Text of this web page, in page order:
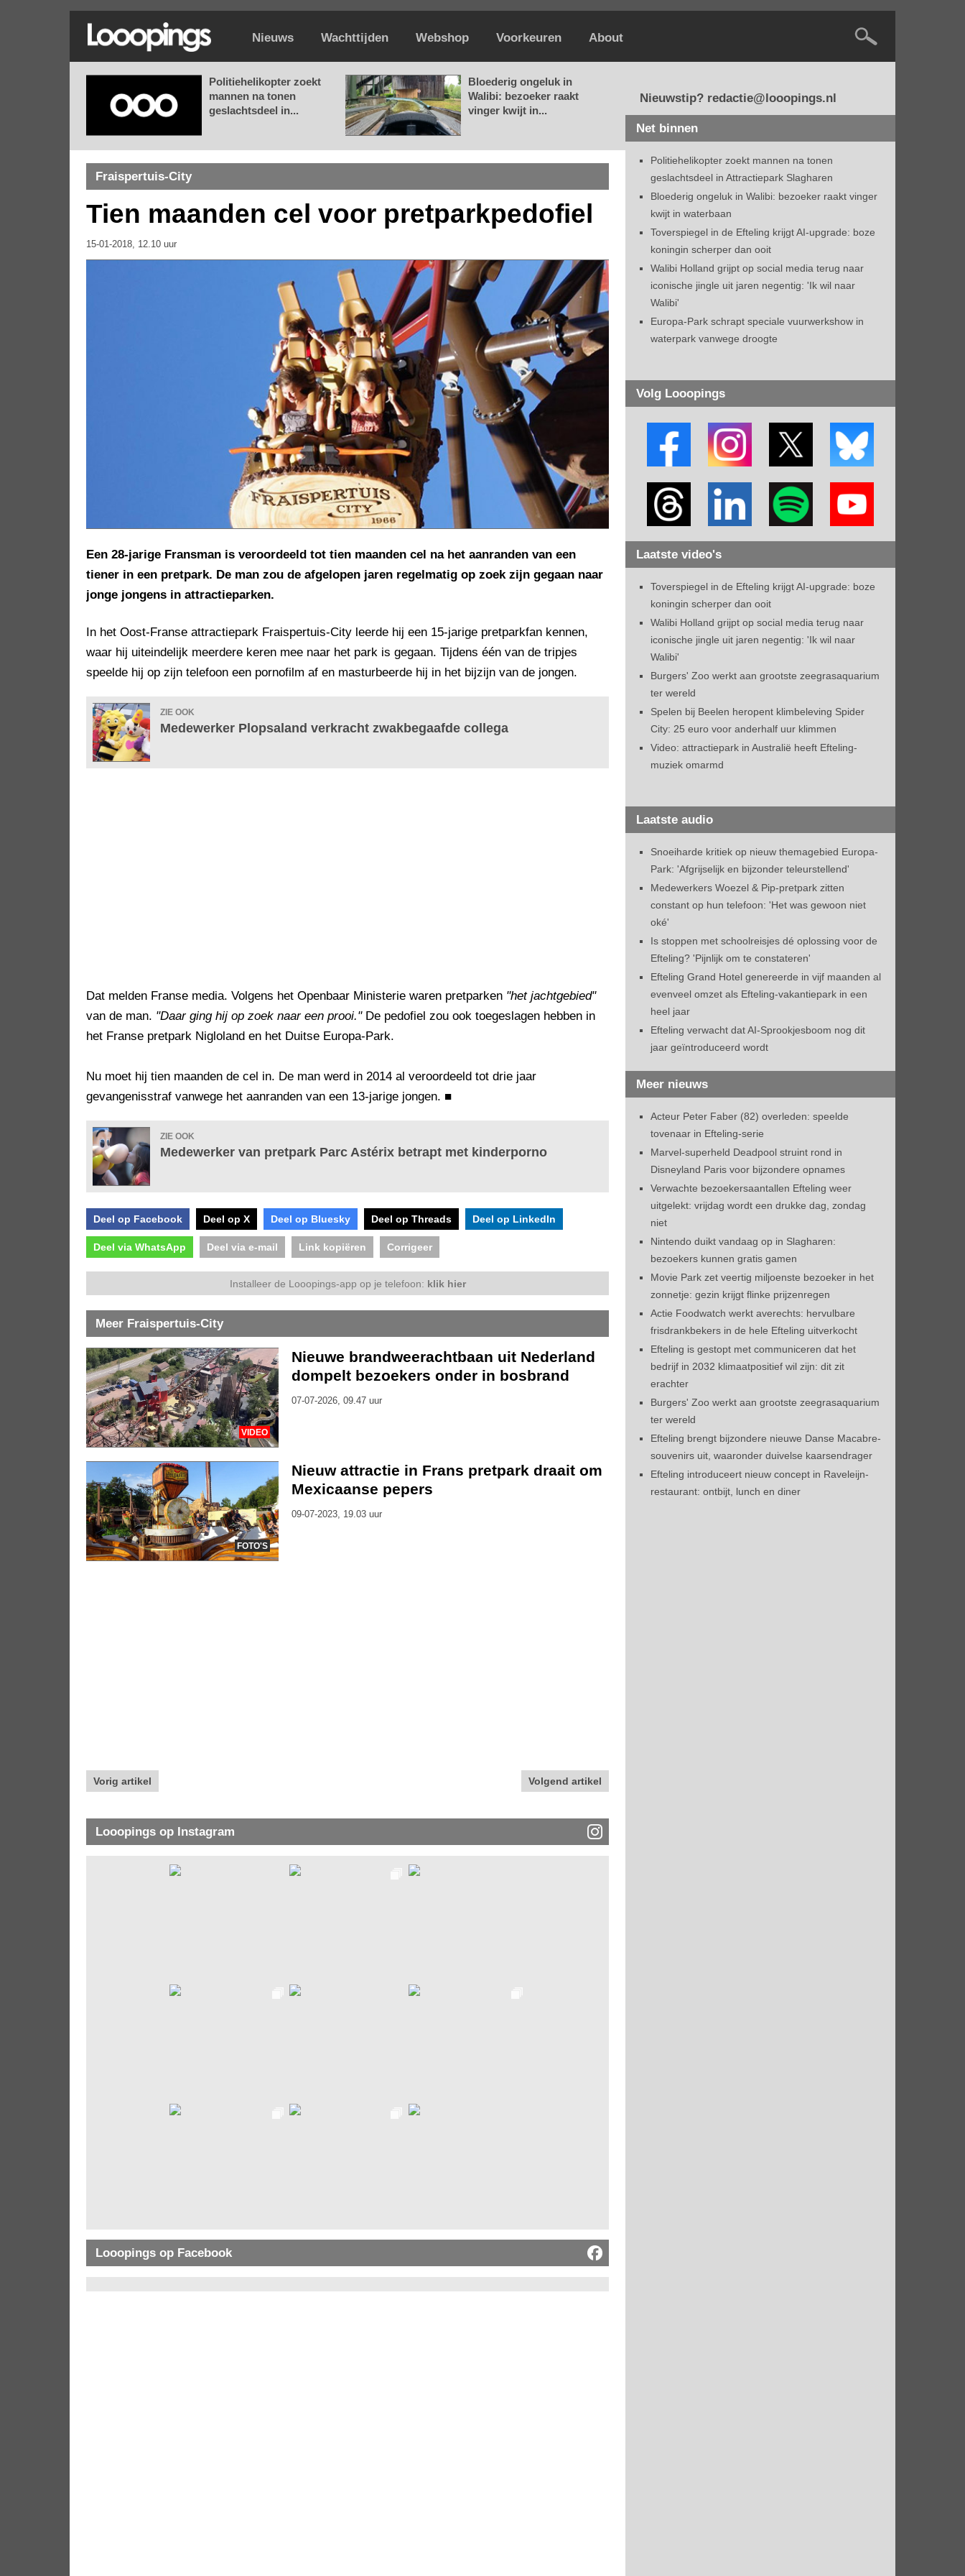
Nieuws Wachttijden Webshop Voorkeuren About
Politiehelikopter zoekt
mannen na tonen
geslachtsdeel in...
Bloederig ongeluk in
Walibi: bezoeker raakt
vinger kwijt in...
Fraispertuis-City
Tien maanden cel voor pretparkpedofiel
15-01-2018, 12.10 uur
Een 28-jarige Fransman is veroordeeld tot tien maanden cel na het aanranden van een
tiener in een pretpark. De man zou de afgelopen jaren regelmatig op zoek zijn gegaan naar
jonge jongens in attractieparken.
In het Oost-Franse attractiepark Fraispertuis-City leerde hij een 15-jarige pretparkfan kennen,
waar hij uiteindelijk meerdere keren mee naar het park is gegaan. Tijdens één van de tripjes
speelde hij op zijn telefoon een pornofilm af en masturbeerde hij in het bijzijn van de jongen.
ZIE OOK
Medewerker Plopsaland verkracht zwakbegaafde collega
Dat melden Franse media. Volgens het Openbaar Ministerie waren pretparken "het jachtgebied"
van de man. "Daar ging hij op zoek naar een prooi."De pedofiel zou ook toegeslagen hebben in
het Franse pretpark Nigloland en het Duitse Europa-Park.
Nu moet hij tien maanden de cel in. De man werd in 2014 al veroordeeld tot drie jaar
gevangenisstraf vanwege het aanranden van een 13-jarige jongen. ■
ZIE OOK
Medewerker van pretpark Parc Astérix betrapt met kinderporno
Deel op Facebook Deel op X Deel op Bluesky Deel op Threads Deel op LinkedIn
Deel via WhatsApp Deel via e-mail Link kopiëren Corrigeer
Installeer de Looopings-app op je telefoon: klik hier
Meer Fraispertuis-City
VIDEO
Nieuwe brandweerachtbaan uit Nederland
dompelt bezoekers onder in bosbrand
07-07-2026, 09.47 uur
FOTO'S
Nieuw attractie in Frans pretpark draait om
Mexicaanse pepers
09-07-2023, 19.03 uur
Vorig artikel Volgend artikel
Looopings op Instagram
Looopings op Facebook
Nieuwstip? redactie@looopings.nl
Net binnen
Politiehelikopter zoekt mannen na tonen
geslachtsdeel in Attractiepark Slagharen
Bloederig ongeluk in Walibi: bezoeker raakt vinger
kwijt in waterbaan
Toverspiegel in de Efteling krijgt AI-upgrade: boze
koningin scherper dan ooit
Walibi Holland grijpt op social media terug naar
iconische jingle uit jaren negentig: 'Ik wil naar
Walibi'
Europa-Park schrapt speciale vuurwerkshow in
waterpark vanwege droogte
Volg Looopings
Laatste video's
Toverspiegel in de Efteling krijgt AI-upgrade: boze
koningin scherper dan ooit
Walibi Holland grijpt op social media terug naar
iconische jingle uit jaren negentig: 'Ik wil naar
Walibi'
Burgers' Zoo werkt aan grootste zeegrasaquarium
ter wereld
Spelen bij Beelen heropent klimbeleving Spider
City: 25 euro voor anderhalf uur klimmen
Video: attractiepark in Australië heeft Efteling-
muziek omarmd
Laatste audio
Snoeiharde kritiek op nieuw themagebied Europa-
Park: 'Afgrijselijk en bijzonder teleurstellend'
Medewerkers Woezel & Pip-pretpark zitten
constant op hun telefoon: 'Het was gewoon niet
oké'
Is stoppen met schoolreisjes dé oplossing voor de
Efteling? 'Pijnlijk om te constateren'
Efteling Grand Hotel genereerde in vijf maanden al
evenveel omzet als Efteling-vakantiepark in een
heel jaar
Efteling verwacht dat AI-Sprookjesboom nog dit
jaar geïntroduceerd wordt
Meer nieuws
Acteur Peter Faber (82) overleden: speelde
tovenaar in Efteling-serie
Marvel-superheld Deadpool struint rond in
Disneyland Paris voor bijzondere opnames
Verwachte bezoekersaantallen Efteling weer
uitgelekt: vrijdag wordt een drukke dag, zondag
niet
Nintendo duikt vandaag op in Slagharen:
bezoekers kunnen gratis gamen
Movie Park zet veertig miljoenste bezoeker in het
zonnetje: gezin krijgt flinke prijzenregen
Actie Foodwatch werkt averechts: hervulbare
frisdrankbekers in de hele Efteling uitverkocht
Efteling is gestopt met communiceren dat het
bedrijf in 2032 klimaatpositief wil zijn: dit zit
erachter
Burgers' Zoo werkt aan grootste zeegrasaquarium
ter wereld
Efteling brengt bijzondere nieuwe Danse Macabre-
souvenirs uit, waaronder duivelse kaarsendrager
Efteling introduceert nieuw concept in Raveleijn-
restaurant: ontbijt, lunch en diner